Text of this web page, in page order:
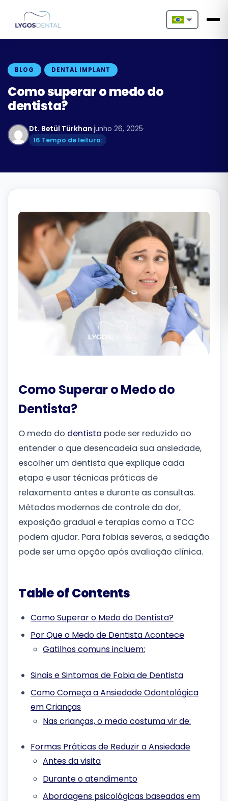
Nederlands
Română
Русский
BLOG DENTAL IMPLANT
Como superar o medo do
dentista?
Dt. Betül Türkhan·junho 26, 2025·
16 Tempo de leitura:
Como Superar o Medo do
Dentista?
O medo do dentista pode ser reduzido ao
entender o que desencadeia sua ansiedade,
escolher um dentista que explique cada
etapa e usar técnicas práticas de
relaxamento antes e durante as consultas.
Métodos modernos de controle da dor,
exposição gradual e terapias como a TCC
podem ajudar. Para fobias severas, a sedação
pode ser uma opção após avaliação clínica.
Table of Contents
Como Superar o Medo do Dentista?
Por Que o Medo de Dentista Acontece
Gatilhos comuns incluem:
Sinais e Sintomas de Fobia de Dentista
Como Começa a Ansiedade Odontológica
em Crianças
Nas crianças, o medo costuma vir de:
Formas Práticas de Reduzir a Ansiedade
Antes da visita
Durante o atendimento
Abordagens psicológicas baseadas em